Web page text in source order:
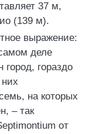
37 м,
(139 м).
выражение:
деле
город, гораздо
на которых
– так
от